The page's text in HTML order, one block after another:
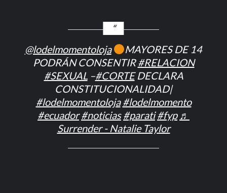
@lodelmomentoloja
MAYORES DE 14
PODRÁN CONSENTIR#RELACION
#SEXUAL–#CORTEDECLARA
CONSTITUCIONALIDAD|
#lodelmomentoloja #lodelmomento
#ecuador #noticias #parati #fyp ♬
Surrender - Natalie Taylor